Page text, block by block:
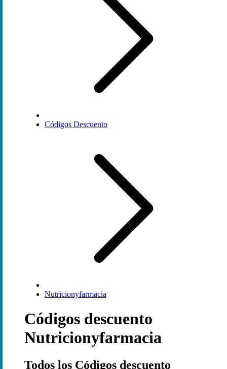
Códigos Descuento
Nutricionyfarmacia
Códigos descuento
Nutricionyfarmacia
Todos los Códigos descuento